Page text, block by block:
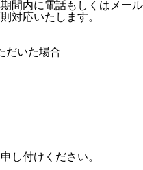
間内に電話もしくはメール
対応いたします。
だいた場合
し付けください。